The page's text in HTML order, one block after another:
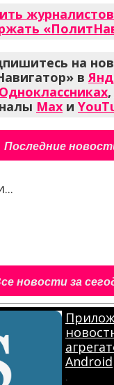
на
в
Одноклассниках,
Max и
Последние
новости за
Android
.